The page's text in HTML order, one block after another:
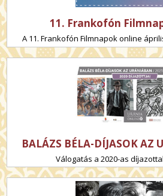
11. Frankofón
A 11. Frankofón Filmnapok online
BALÁZS BÉLA-DÍJASOK AZ
Válogatás a 2020-as